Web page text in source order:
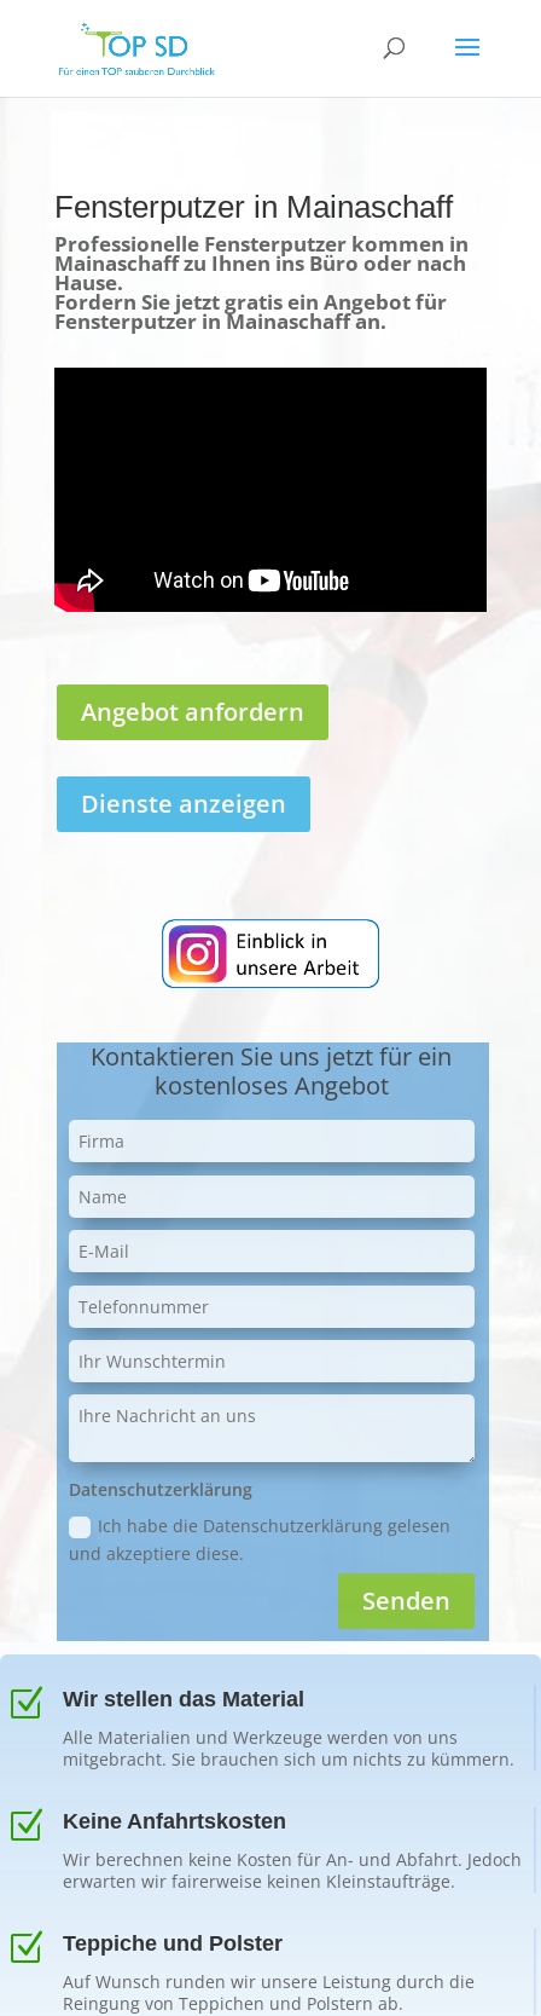
Fensterputzer in Mainaschaff
Professionelle Fensterputzer kommen in
Mainaschaff zu Ihnen ins Büro oder nach
Hause.
Fordern Sie jetzt gratis ein Angebot für
Fensterputzer in Mainaschaff an.
Angebot anfordern
Dienste anzeigen
Kontaktieren Sie uns jetzt für ein
kostenloses Angebot
Datenschutzerklärung
Ich habe die Datenschutzerklärung gelesen
und akzeptiere diese.
Senden
Z Wir stellen das Material
Alle Materialien und Werkzeuge werden von uns
mitgebracht. Sie brauchen sich um nichts zu kümmern.
Z Keine Anfahrtskosten
Wir berechnen keine Kosten für An- und Abfahrt. Jedoch
erwarten wir fairerweise keinen Kleinstaufträge.
Z Teppiche und Polster
Auf Wunsch runden wir unsere Leistung durch die
Reingung von Teppichen und Polstern ab.